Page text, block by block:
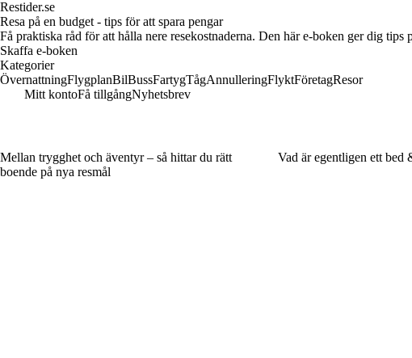
Restider.se
Resa på en budget - tips för att spara pengar
Få praktiska råd för att hålla nere resekostnaderna. Den här e-boken ger dig
Skaffa e-boken
Kategorier
ÖvernattningFlygplanBilBussFartygTågAnnulleringFlyktFöretagResor
Mitt kontoFå tillgångNyhetsbrev
Mellan trygghet och äventyr – så hittar du rätt
boende på nya resmål
Vad är egentligen ett bed